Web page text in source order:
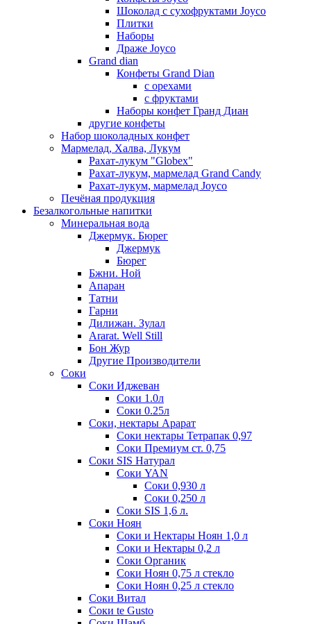
Шоколад с сухофруктами Joyco
Плитки
Наборы
Драже Joyco
Grand dian
Конфеты Grand Dian
с орехами
с фруктами
Наборы конфет Гранд Диан
другие конфеты
Набор шоколадных конфет
Мармелад, Халва, Лукум
Рахат-лукум "Globex"
Рахат-лукум, мармелад Grand Candy
Рахат-лукум, мармелад Joyco
Печёная продукция
Безалкогольные напитки
Минеральная вода
Джермук. Бюрег
Джермук
Бюрег
Бжни. Ной
Апаран
Татни
Гарни
Дилижан. Зулал
Ararat. Well Still
Бон Жур
Другие Производители
Соки
Соки Иджеван
Соки 1.0л
Соки 0.25л
Соки, нектары Арарат
Соки нектары Тетрапак 0,97
Соки Премиум ст. 0,75
Соки SIS Натурал
Соки YAN
Соки 0,930 л
Соки 0,250 л
Соки SIS 1,6 л.
Соки Ноян
Соки и Нектары Ноян 1,0 л
Соки и Нектары 0,2 л
Соки Органик
Соки Ноян 0,75 л стекло
Соки Ноян 0,25 л стекло
Соки Витал
Соки te Gusto